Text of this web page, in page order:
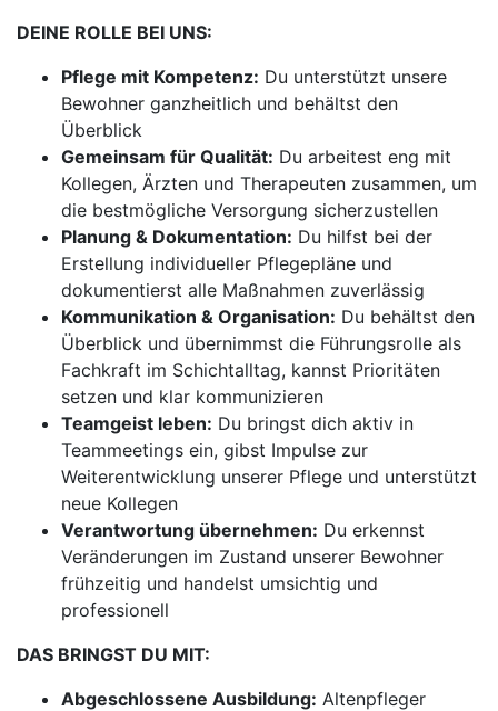
DEINE ROLLE BEI UNS:
Pflege mit Kompetenz: Du unterstützt unsere
Bewohner ganzheitlich und behältst den
Überblick
Gemeinsam für Qualität: Du arbeitest eng mit
Kollegen, Ärzten und Therapeuten zusammen, um
die bestmögliche Versorgung sicherzustellen
Planung & Dokumentation: Du hilfst bei der
Erstellung individueller Pflegepläne und
dokumentierst alle Maßnahmen zuverlässig
Kommunikation & Organisation: Du behältst den
Überblick und übernimmst die Führungsrolle als
Fachkraft im Schichtalltag, kannst Prioritäten
setzen und klar kommunizieren
Teamgeist leben: Du bringst dich aktiv in
Teammeetings ein, gibst Impulse zur
Weiterentwicklung unserer Pflege und unterstützt
neue Kollegen
Verantwortung übernehmen: Du erkennst
Veränderungen im Zustand unserer Bewohner
frühzeitig und handelst umsichtig und
professionell
DAS BRINGST DU MIT:
Abgeschlossene Ausbildung: Altenpfleger